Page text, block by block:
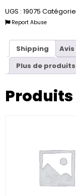
UGS : 19075 Catégorie
Report Abuse
Shipping
Plus de produits